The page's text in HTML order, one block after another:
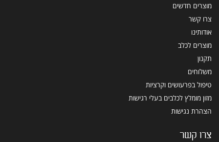
מוצרים חדשים
צרו קשר
אודותינו
מוצרים לכלב
תקנון
משלוחים
טיפול בפרעושים וקרציות
מזון מומלץ לכלבים בעלי רגישות
הצהרת נגישות
צרו קשר